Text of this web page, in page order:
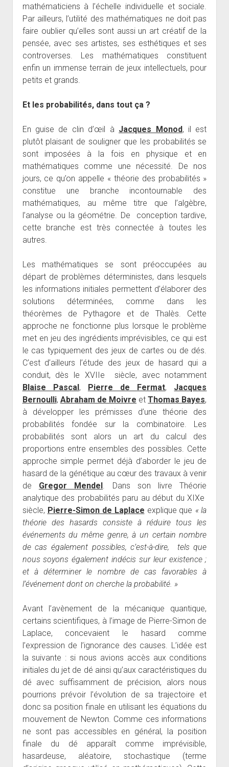
mathématiciens à l’échelle individuelle et sociale.
Par ailleurs, l’utilité des mathématiques ne doit pas
faire oublier qu’elles sont aussi un art créatif de la
pensée, avec ses artistes, ses esthétiques et ses
controverses. Les mathématiques constituent
enfin un immense terrain de jeux intellectuels, pour
petits et grands.
Et les probabilités, dans tout ça ?
En guise de clin d’œil à Jacques Monod, il est
plutôt plaisant de souligner que les probabilités se
sont imposées à la fois en physique et en
mathématiques comme une nécessité. De nos
jours, ce qu’on appelle « théorie des probabilités »
constitue une branche incontournable des
mathématiques, au même titre que l’algèbre,
l’analyse ou la géométrie. De conception tardive,
cette branche est très connectée à toutes les
autres.
Les mathématiques se sont préoccupées au
départ de problèmes déterministes, dans lesquels
les informations initiales permettent d’élaborer des
solutions déterminées, comme dans les
théorèmes de Pythagore et de Thalès. Cette
approche ne fonctionne plus lorsque le problème
met en jeu des ingrédients imprévisibles, ce qui est
le cas typiquement des jeux de cartes ou de dés.
C’est d’ailleurs l’étude des jeux de hasard qui a
conduit, dès le XVIIe siècle, avec notamment
Blaise Pascal, Pierre de Fermat, Jacques
Bernoulli, Abraham de Moivre etThomas Bayes,
à développer les prémisses d’une théorie des
probabilités fondée sur la combinatoire. Les
probabilités sont alors un art du calcul des
proportions entre ensembles des possibles. Cette
approche simple permet déjà d’aborder le jeu de
hasard de la génétique au cœur des travaux à venir
de Gregor Mendel. Dans son livre Théorie
analytique des probabilités paru au début du XIXe
siècle, Pierre-Simon de Laplace explique que « la
théorie des hasards consiste à réduire tous les
événements du même genre, à un certain nombre
de cas également possibles, c’est-à-dire, tels que
nous soyons également indécis sur leur existence ;
et à déterminer le nombre de cas favorables à
l’événement dont on cherche la probabilité. »
Avant l’avènement de la mécanique quantique,
certains scientifiques, à l’image de Pierre-Simon de
Laplace, concevaient le hasard comme
l’expression de l’ignorance des causes. L’idée est
la suivante : si nous avions accès aux conditions
initiales du jet de dé ainsi qu’aux caractéristiques du
dé avec suffisamment de précision, alors nous
pourrions prévoir l’évolution de sa trajectoire et
donc sa position finale en utilisant les équations du
mouvement de Newton. Comme ces informations
ne sont pas accessibles en général, la position
finale du dé apparaît comme imprévisible,
hasardeuse, aléatoire, stochastique (terme